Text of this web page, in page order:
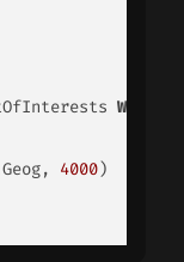
WHERE
4000)